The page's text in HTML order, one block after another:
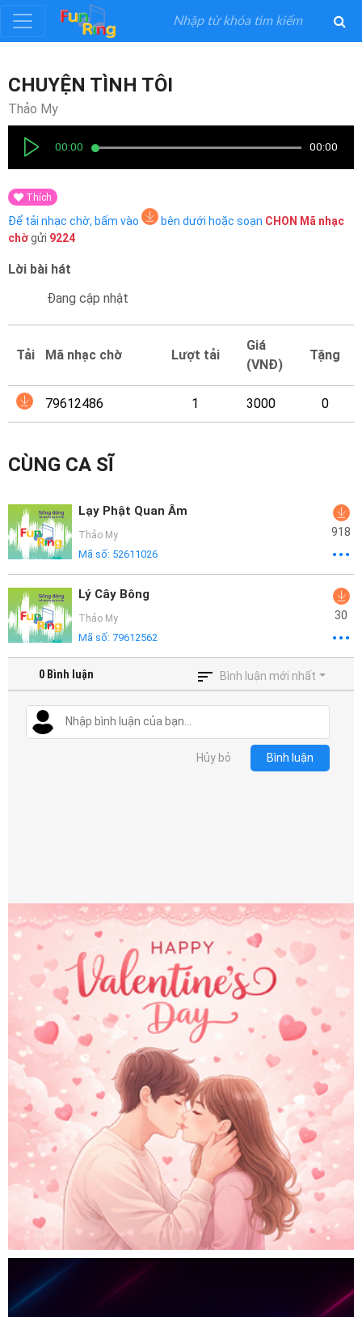
Đăng
ký
nhập
Thể
Loại
Nghệ
Mại
Hướng
Funring
Nghiệp
CHUYỆN TÌNH TÔI
Thảo My
00:00 00:00
Thích
Để tải nhạc chờ, bấm vào bên dưới hoặc soạn CHON Mã nhạc
chờgửi 9224
Lời bài hát
Đang cập nhật
Tải Mã nhạc chờ Lượt tải
Giá
(VNĐ)
Tặng
79612486 1 3000 0
CÙNG CA SĨ
Lạy Phật Quan Âm
Thảo My
Mã số: 52611026
918
Lý Cây Bông
Thảo My
Mã số: 79612562
30
0 Bình luận Bình luận mới nhất
Hủy bỏ Bình luận